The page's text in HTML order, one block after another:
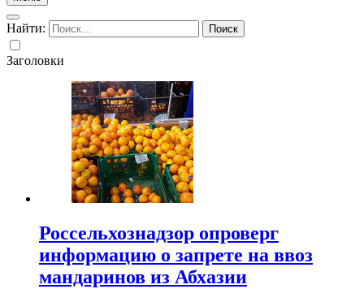
Найти:
Заголовки
Россельхознадзор опроверг
информацию о запрете на ввоз
мандаринов из Абхазии